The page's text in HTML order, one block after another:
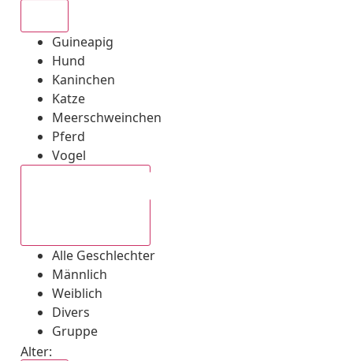
Guineapig
Hund
Kaninchen
Katze
Meerschweinchen
Pferd
Vogel
Alle Geschlechter
Männlich
Weiblich
Divers
Gruppe
Alter: